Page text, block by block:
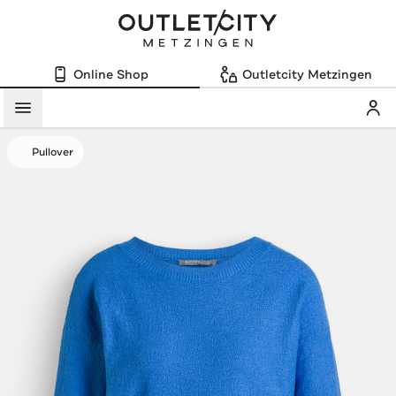
Online Shop Outletcity Metzingen
Menü
Pullover